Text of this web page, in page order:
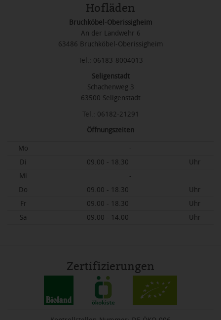
Hofläden
Bruchköbel-Oberissigheim
An der Landwehr 6
63486 Bruchköbel-Oberissigheim
Tel.: 06183-8004013
Seligenstadt
Schachenweg 3
63500 Seligenstadt
Tel.: 06182-21291
Öffnungszeiten
Mo
-
Di
09.00 - 18.30
Uhr
Mi
-
Do
09.00 - 18.30
Uhr
Fr
09.00 - 18.30
Uhr
Sa
09.00 - 14.00 Uhr
Zertifizierungen